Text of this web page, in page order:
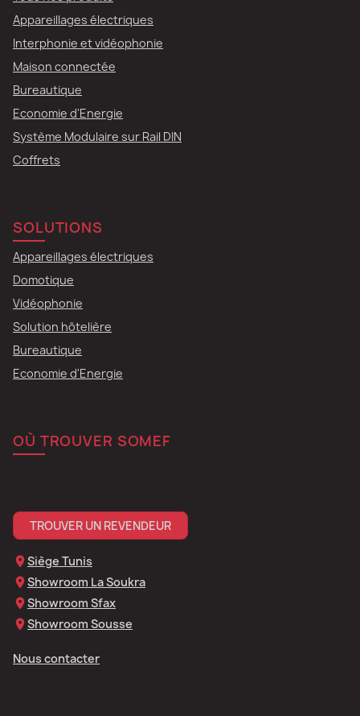
Appareillages électriques
Interphonie et vidéophonie
Maison connectée
Bureautique
Economie d'Energie
Système Modulaire sur Rail DIN
Coffrets
SOLUTIONS
Appareillages électriques
Domotique
Vidéophonie
Solution hôtelière
Bureautique
Economie d'Energie
OÙ TROUVER SOMEF
TROUVER UN REVENDEUR
Siège Tunis
Showroom La Soukra
Showroom Sfax
Showroom Sousse
Nous contacter